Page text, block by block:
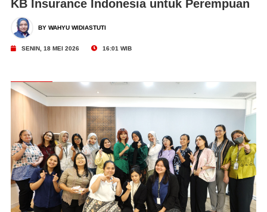
KB Insurance Indonesia untuk Perempuan
BY WAHYU WIDIASTUTI
SENIN, 18 MEI 2026 16:01 WIB